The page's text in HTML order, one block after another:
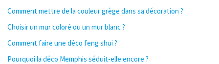
Comment mettre de la couleur grège dans sa décoration ?
Choisir un mur coloré ou un mur blanc ?
Comment faire une déco feng shui ?
Pourquoi la déco Memphis séduit-elle encore ?